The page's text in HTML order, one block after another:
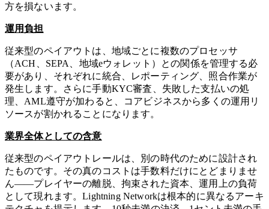
方を損ないます。
運用負担
従来型のペイアウトは、地域ごとに複数のプロセッサ
（ACH、SEPA、地域eウォレット）との関係を管理する必
要があり、それぞれに統合、レポーティング、照合作業が
発生します。さらに手動KYC審査、失敗した支払いの処
理、AML遵守が加わると、コアビジネスから多くの運用リ
ソースが割かれることになります。
業界全体としての含意
従来型のペイアウトレールは、別の時代のために設計され
たものです。その真のコストは手数料だけにとどまりませ
ん——プレイヤーの離脱、拘束された資本、運用上の負荷
として現れます。Lightning Networkは根本的に異なるアーキ